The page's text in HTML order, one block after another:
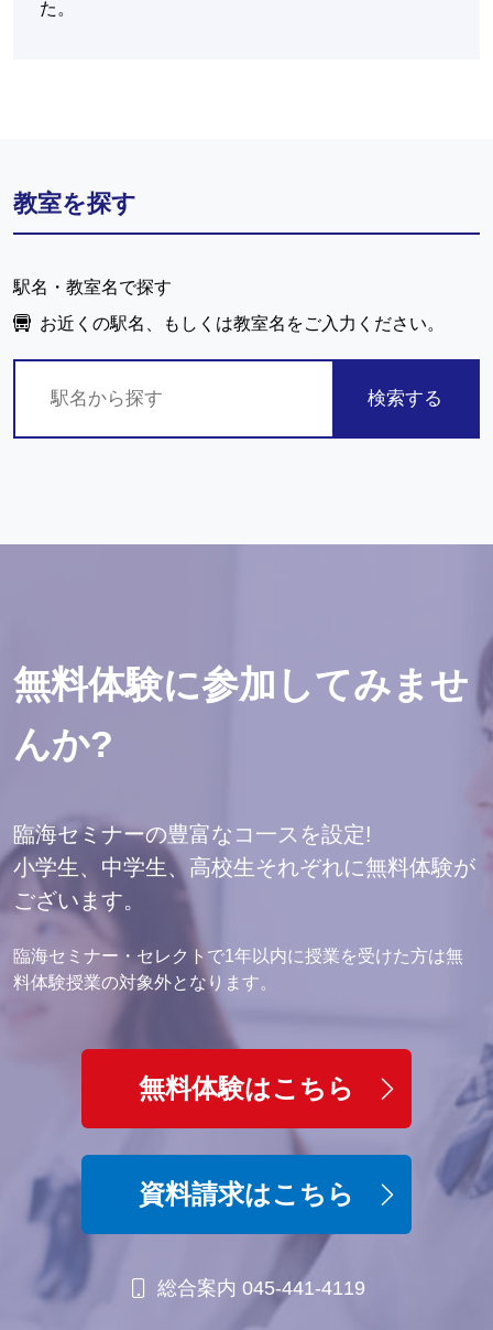
た。
教室を探す
駅名・教室名で探す
お近くの駅名、もしくは教室名をご入力ください。
検索する
無料体験に参加してみませ
んか?
臨海セミナーの豊富なコ一スを設定!
小学生、中学生、高校生それぞれに無料体験が
ございます。
臨海セミナー・セレクトで1年以内に授業を受けた方は無
料体験授業の対象外となります。
無料体験はこちら
資料請求はこちら
総合案内 045-441-4119